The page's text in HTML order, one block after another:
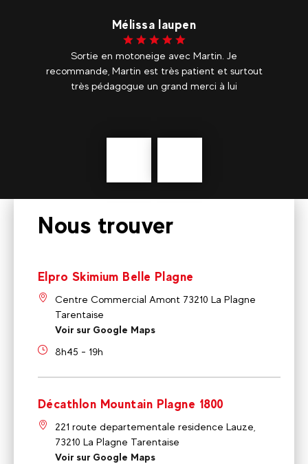
Mélissa laupen
Sortie en motoneige avec Martin. Je
recommande, Martin est très patient et surtout
très pédagogue un grand merci à lui
Nous trouver
Elpro Skimium Belle Plagne
Centre Commercial Amont 73210 La Plagne
Tarentaise
Voir sur Google Maps
8h45 - 19h
Décathlon Mountain Plagne 1800
221 route departementale residence Lauze,
73210 La Plagne Tarentaise
Voir sur Google Maps